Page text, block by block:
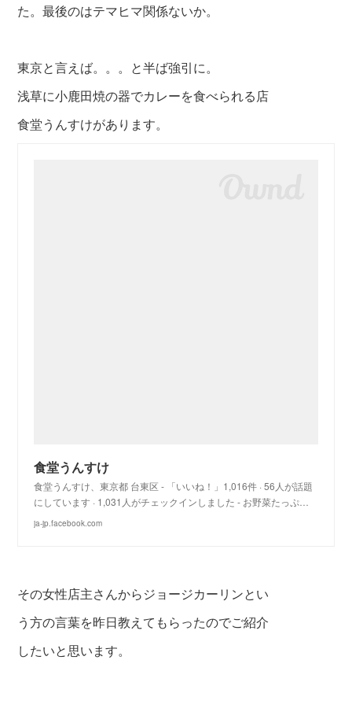
た。最後のはテマヒマ関係ないか。
東京と言えば。。。と半ば強引に。
浅草に小鹿田焼の器でカレーを食べられる店
食堂うんすけがあります。
食堂うんすけ
食堂うんすけ、東京都 台東区 - 「いいね！」1,016件 · 56人が話題
にしています · 1,031人がチェックインしました - お野菜たっぷ…
ja-jp.facebook.com
その女性店主さんからジョージカーリンとい
う方の言葉を昨日教えてもらったのでご紹介
したいと思います。